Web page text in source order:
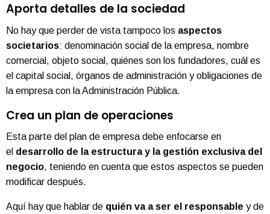
Aporta detalles de la sociedad
No hay que perder de vista tampoco los aspectos
societarios: denominación social de la empresa, nombre
comercial, objeto social, quiénes son los fundadores, cuál es
el capital social, órganos de administración y obligaciones de
la empresa con la Administración Pública.
Crea un plan de operaciones
Esta parte del plan de empresa debe enfocarse en
el desarrollo de la estructura y la gestión exclusiva del
negocio, teniendo en cuenta que estos aspectos se pueden
modificar después.
Aquí hay que hablar de quién va a ser el responsable y de